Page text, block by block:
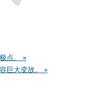
点。 »
巨大变故。 »